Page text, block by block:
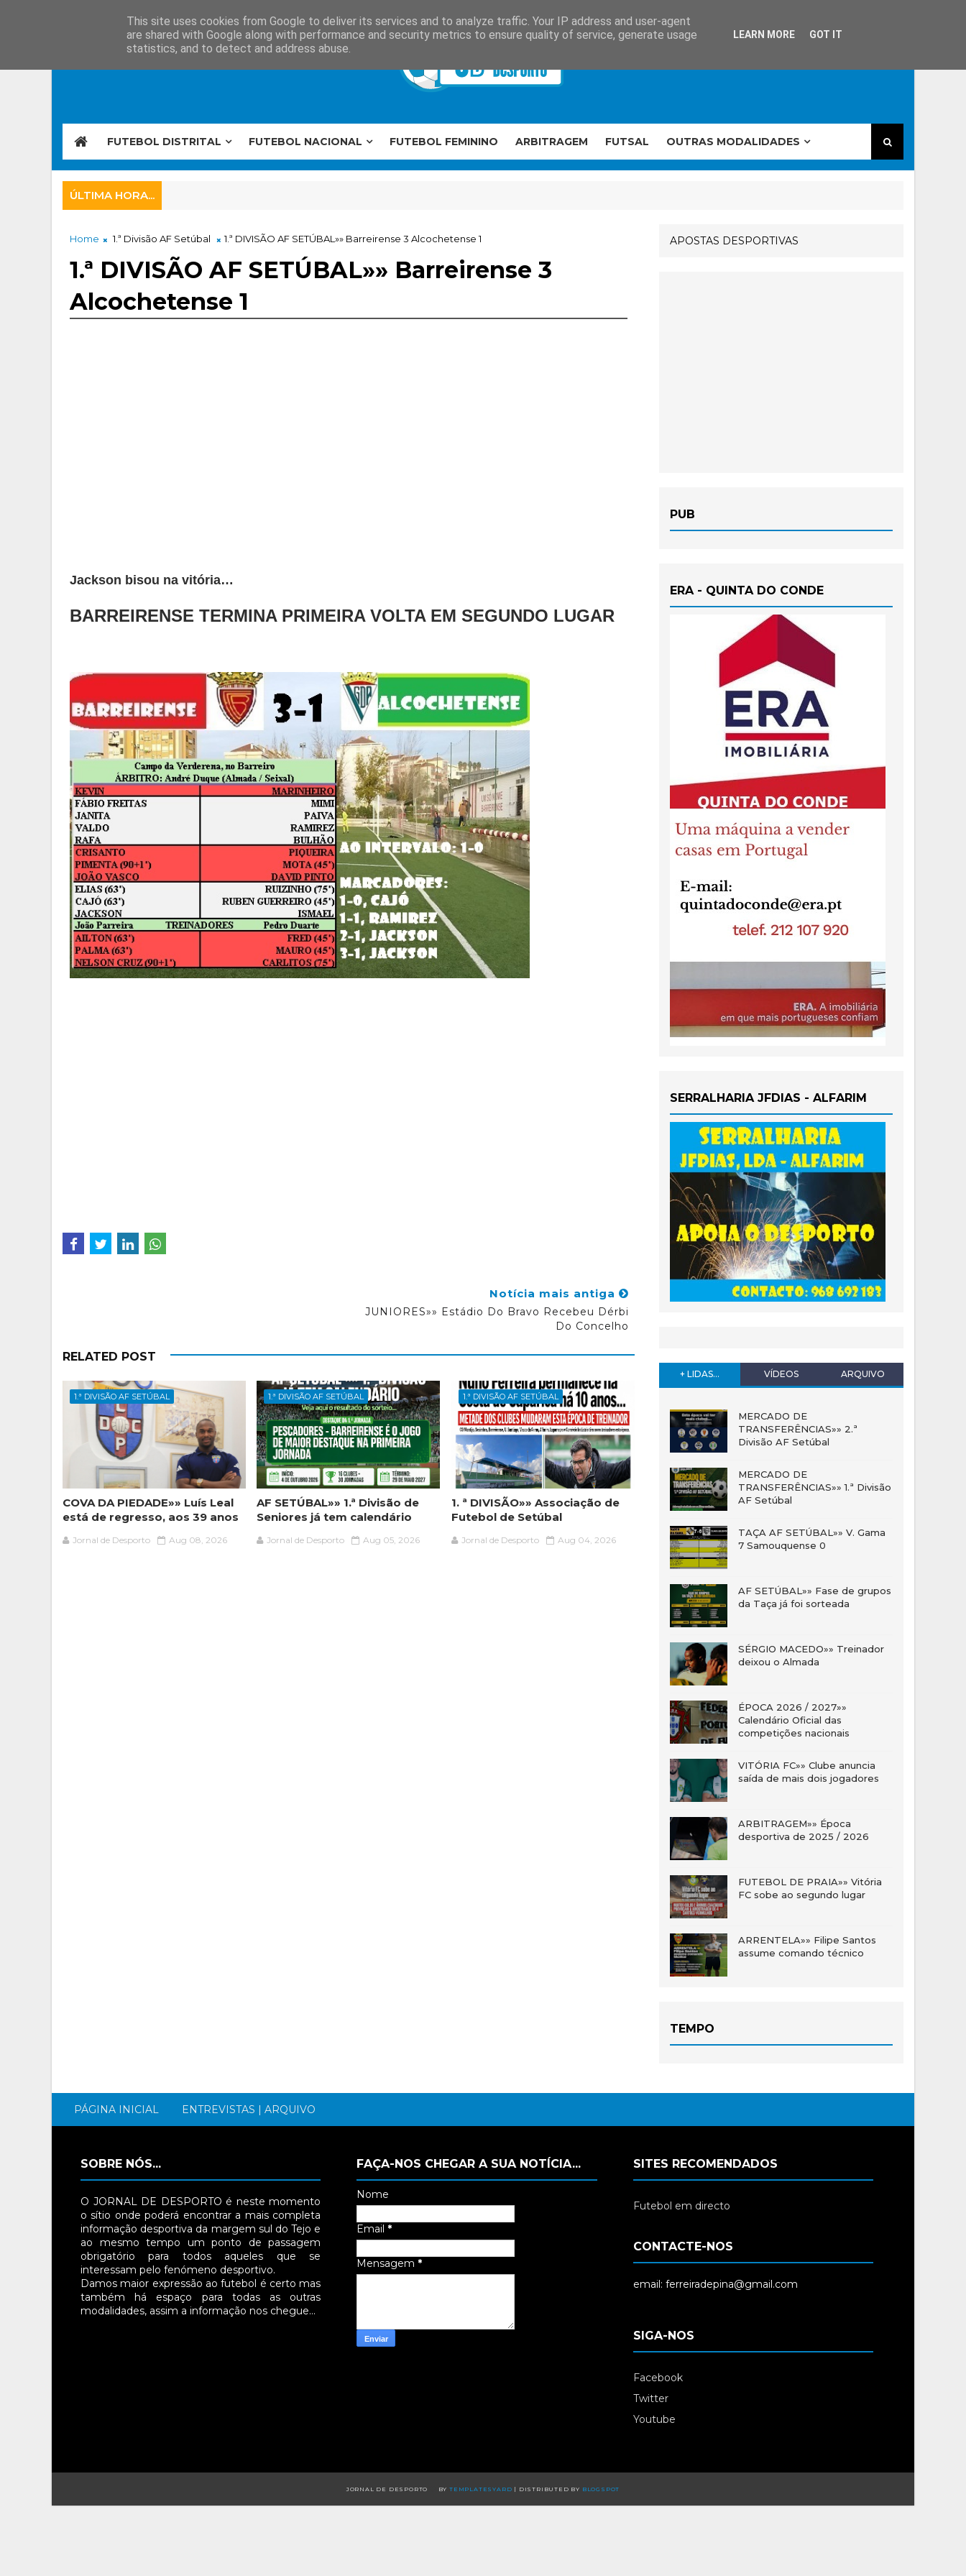
FUTEBOL DISTRITAL FUTEBOL NACIONAL FUTEBOL FEMININO ARBITRAGEM FUTSAL OUTRAS MODALIDADES
ÚLTIMA HORA...
Home 1.ª Divisão AF Setúbal 1.ª DIVISÃO AF SETÚBAL»» Barreirense 3 Alcochetense 1
1.ª DIVISÃO AF SETÚBAL»» Barreirense 3
Alcochetense 1
Jackson bisou na vitória…
BARREIRENSE TERMINA PRIMEIRA VOLTA EM SEGUNDO LUGAR
Notícia mais antiga
JUNIORES»» Estádio Do Bravo Recebeu Dérbi
Do Concelho
RELATED POST
1.ª DIVISÃO AF SETÚBAL
COVA DA PIEDADE»» Luís Leal
está de regresso, aos 39 anos
Jornal de Desporto Aug 08, 2026
1.ª DIVISÃO AF SETÚBAL
AF SETÚBAL»» 1.ª Divisão de
Seniores já tem calendário
Jornal de Desporto Aug 05, 2026
1.ª DIVISÃO AF SETÚBAL
1. ª DIVISÃO»» Associação de
Futebol de Setúbal
Jornal de Desporto Aug 04, 2026
APOSTAS DESPORTIVAS
PUB
ERA - QUINTA DO CONDE
SERRALHARIA JFDIAS - ALFARIM
+ LIDAS... VÍDEOS ARQUIVO
MERCADO DE
TRANSFERÊNCIAS»» 2.ª
Divisão AF Setúbal
MERCADO DE
TRANSFERÊNCIAS»» 1.ª Divisão
AF Setúbal
TAÇA AF SETÚBAL»» V. Gama
7 Samouquense 0
AF SETÚBAL»» Fase de grupos
da Taça já foi sorteada
SÉRGIO MACEDO»» Treinador
deixou o Almada
ÉPOCA 2026 / 2027»»
Calendário Oficial das
competições nacionais
VITÓRIA FC»» Clube anuncia
saída de mais dois jogadores
ARBITRAGEM»» Época
desportiva de 2025 / 2026
FUTEBOL DE PRAIA»» Vitória
FC sobe ao segundo lugar
ARRENTELA»» Filipe Santos
assume comando técnico
TEMPO
PÁGINA INICIAL ENTREVISTAS | ARQUIVO
SOBRE NÓS...
O JORNAL DE DESPORTO é neste momento
o sítio onde poderá encontrar a mais completa
informação desportiva da margem sul do Tejo e
ao mesmo tempo um ponto de passagem
obrigatório para todos aqueles que se
interessam pelo fenómeno desportivo.
Damos maior expressão ao futebol é certo mas
também há espaço para todas as outras
modalidades, assim a informação nos chegue…
FAÇA-NOS CHEGAR A SUA NOTÍCIA...
Nome
Email *
Mensagem *
SITES RECOMENDADOS
Futebol em directo
CONTACTE-NOS
email: ferreiradepina@gmail.com
SIGA-NOS
Facebook
Twitter
Youtube
JORNAL DE DESPORTO BY TEMPLATESYARD | DISTRIBUTED BY BLOGSPOT
This site uses cookies from Google to deliver its services and to analyze traffic. Your IP address and user-agent
are shared with Google along with performance and security metrics to ensure quality of service, generate usage
statistics, and to detect and address abuse.
LEARN MORE GOT IT